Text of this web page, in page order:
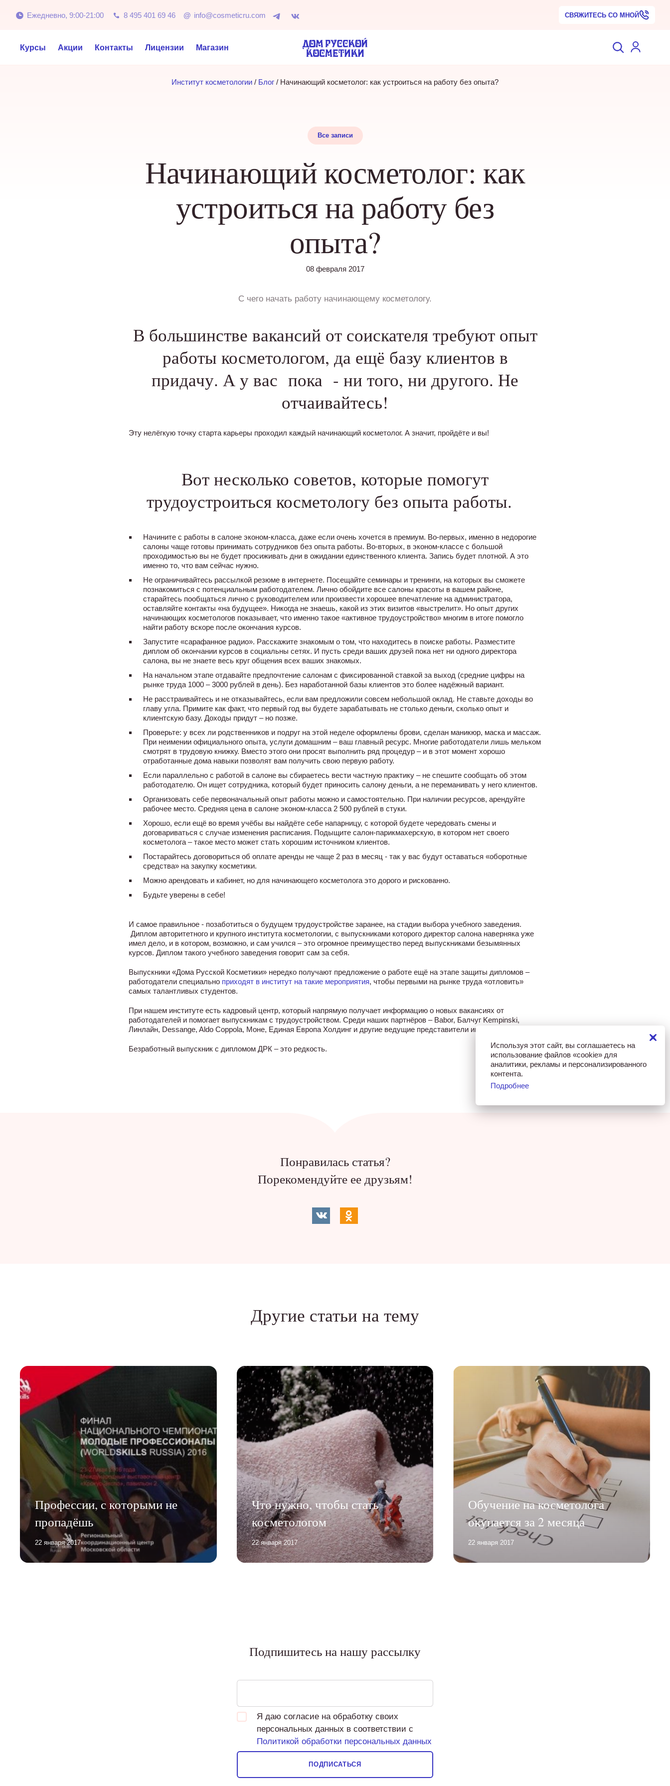
Ежедневно, 9:00-21:00 8 495 401 69 46 @ info@cosmeticru.com СВЯЖИТЕСЬ СО МНОЙ
Курсы Акции Контакты Лицензии Магазин
Институт косметологии / Блог / Начинающий косметолог: как устроиться на работу без опыта?
Все записи
Начинающий косметолог: как
устроиться на работу без
опыта?
08 февраля 2017
C чего начать работу начинающему косметологу.
В большинстве вакансий от соискателя требуют опыт
работы косметологом, да ещё базу клиентов в
придачу. А у вас пока - ни того, ни другого. Не
отчаивайтесь!
Эту нелёгкую точку старта карьеры проходил каждый начинающий косметолог. А значит, пройдёте и вы!
Вот несколько советов, которые помогут
трудоустроиться косметологу без опыта работы.
Начините с работы в салоне эконом-класса, даже если очень хочется в премиум. Во-первых, именно в недорогие
салоны чаще готовы принимать сотрудников без опыта работы. Во-вторых, в эконом-классе с большой
проходимостью вы не будет просиживать дни в ожидании единственного клиента. Запись будет плотной. А это
именно то, что вам сейчас нужно.
Не ограничивайтесь рассылкой резюме в интернете. Посещайте семинары и тренинги, на которых вы сможете
познакомиться с потенциальным работодателем. Лично обойдите все салоны красоты в вашем районе,
старайтесь пообщаться лично с руководителем или произвести хорошее впечатление на администратора,
оставляйте контакты «на будущее». Никогда не знаешь, какой из этих визитов «выстрелит». Но опыт других
начинающих косметологов показывает, что именно такое «активное трудоустройство» многим в итоге помогло
найти работу вскоре после окончания курсов.
Запустите «сарафанное радио». Расскажите знакомым о том, что находитесь в поиске работы. Разместите
диплом об окончании курсов в социальны сетях. И пусть среди ваших друзей пока нет ни одного директора
салона, вы не знаете весь круг общения всех ваших знакомых.
На начальном этапе отдавайте предпочтение салонам с фиксированной ставкой за выход (средние цифры на
рынке труда 1000 – 3000 рублей в день). Без наработанной базы клиентов это более надёжный вариант.
Не расстраивайтесь и не отказывайтесь, если вам предложили совсем небольшой оклад. Не ставьте доходы во
главу угла. Примите как факт, что первый год вы будете зарабатывать не столько деньги, сколько опыт и
клиентскую базу. Доходы придут – но позже.
Проверьте: у всех ли родственников и подруг на этой неделе оформлены брови, сделан маникюр, маска и массаж.
При неимении официального опыта, услуги домашним – ваш главный ресурс. Многие работодатели лишь мельком
смотрят в трудовую книжку. Вместо этого они просят выполнить ряд процедур – и в этот момент хорошо
отработанные дома навыки позволят вам получить свою первую работу.
Если параллельно с работой в салоне вы сбираетесь вести частную практику – не спешите сообщать об этом
работодателю. Он ищет сотрудника, который будет приносить салону деньги, а не переманивать у него клиентов.
Организовать себе первоначальный опыт работы можно и самостоятельно. При наличии ресурсов, арендуйте
рабочее место. Средняя цена в салоне эконом-класса 2 500 рублей в стуки.
Хорошо, если ещё во время учёбы вы найдёте себе напарницу, с которой будете чередовать смены и
договариваться с случае изменения расписания. Подыщите салон-парикмахерскую, в котором нет своего
косметолога – такое место может стать хорошим источником клиентов.
Постарайтесь договориться об оплате аренды не чаще 2 раз в месяц - так у вас будут оставаться «оборотные
средства» на закупку косметики.
Можно арендовать и кабинет, но для начинающего косметолога это дорого и рискованно.
Будьте уверены в себе!
И самое правильное - позаботиться о будущем трудоустройстве заранее, на стадии выбора учебного заведения.
Диплом авторитетного и крупного института косметологии, с выпускниками которого директор салона наверняка уже
имел дело, и в котором, возможно, и сам учился – это огромное преимущество перед выпускниками безымянных
курсов. Диплом такого учебного заведения говорит сам за себя.
Выпускники «Дома Русской Косметики» нередко получают предложение о работе ещё на этапе защиты дипломов –
работодатели специально приходят в институт на такие мероприятия, чтобы первыми на рынке труда «отловить»
самых талантливых студентов.
При нашем институте есть кадровый центр, который напрямую получает информацию о новых вакансиях от
работодателей и помогает выпускникам с трудоустройством. Среди наших партнёров – Babor, Балчуг Kempinski,
Линлайн, Dessange, Aldo Coppola, Моне, Единая Европа Холдинг и другие ведущие представители индустрии красоты.
Безработный выпускник с дипломом ДРК – это редкость.
Понравилась статья?
Порекомендуйте ее друзьям!
Другие статьи на тему
Профессии, с которыми не
пропадёшь
22 января 2017
Что нужно, чтобы стать
косметологом
22 января 2017
Обучение на косметолога
окупается за 2 месяца
22 января 2017
Подпишитесь на нашу рассылку
Я даю согласие на обработку своих
персональных данных в соответствии с
Политикой обработки персональных данных
ПОДПИСАТЬСЯ
Используя этот сайт, вы соглашаетесь на
использование файлов «cookie» для
аналитики, рекламы и персонализированного
контента.
Подробнее